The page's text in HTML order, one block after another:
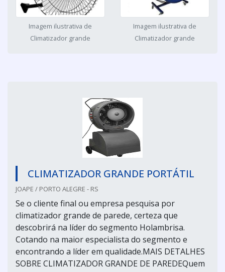
Imagem ilustrativa de
Climatizador grande
Imagem ilustrativa de
Climatizador grande
CLIMATIZADOR GRANDE PORTÁTIL
JOAPE / PORTO ALEGRE - RS
Se o cliente final ou empresa pesquisa por
climatizador grande de parede, certeza que
descobrirá na líder do segmento Holambrisa.
Cotando na maior especialista do segmento e
encontrando a líder em qualidade.MAIS DETALHES
SOBRE CLIMATIZADOR GRANDE DE PAREDEQuem